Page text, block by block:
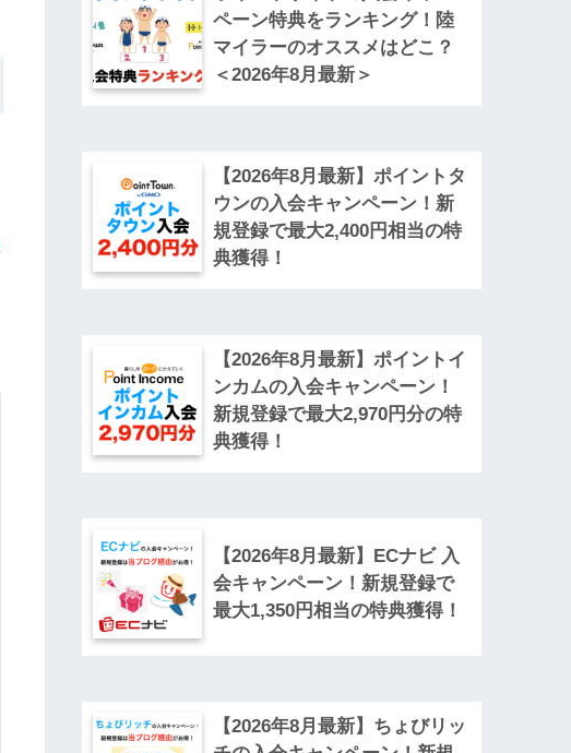
ペーン特典をランキング！陸
マイラーのオススメはどこ？
＜2026年8月最新＞
【2026年8月最新】ポイントタ
ウンの入会キャンペーン！新
規登録で最大2,400円相当の特
典獲得！
【2026年8月最新】ポイントイ
ンカムの入会キャンペーン！
新規登録で最大2,970円分の特
典獲得！
【2026年8月最新】ECナビ 入
会キャンペーン！新規登録で
最大1,350円相当の特典獲得！
【2026年8月最新】ちょびリッ